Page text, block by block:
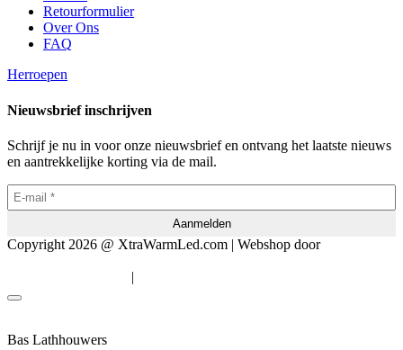
Retourformulier
Over Ons
FAQ
Herroepen
Nieuwsbrief inschrijven
Schrijf je nu in voor onze nieuwsbrief en ontvang het laatste nieuws
en aantrekkelijke korting via de mail.
Copyright 2026 @ XtraWarmLed.com | Webshop door
|
Bas Lathhouwers